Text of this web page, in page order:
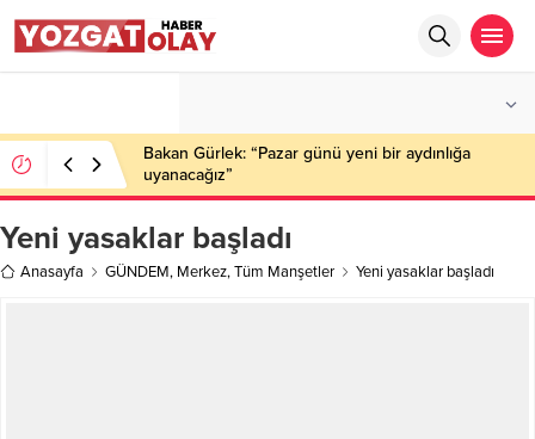
Bakan Gürlek: “Pazar günü yeni bir aydınlığa
uyanacağız”
Yeni yasaklar başladı
Anasayfa GÜNDEM, Merkez,Tüm Manşetler Yeni yasaklar başladı